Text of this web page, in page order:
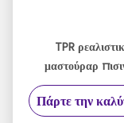
TPR
μαστούραρ
ζωηρό σχέδιο για
ευχαρίστηση
Πάρτε την